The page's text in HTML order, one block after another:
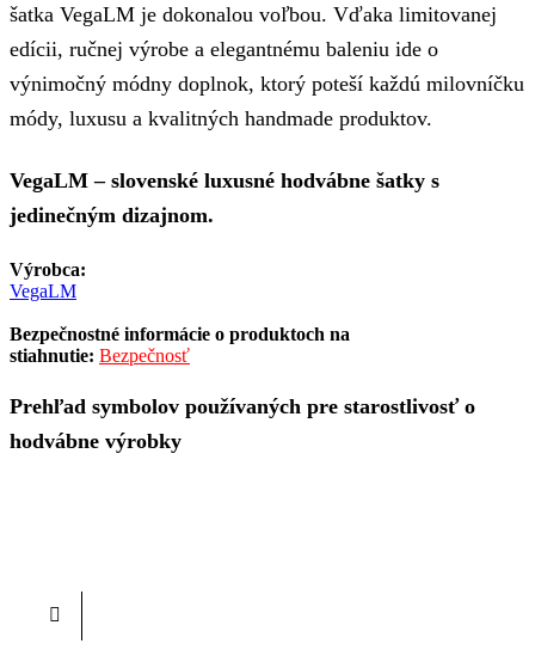
šatka VegaLM je dokonalou voľbou. Vďaka limitovanej
edícii, ručnej výrobe a elegantnému baleniu ide o
výnimočný módny doplnok, ktorý poteší každú milovníčku
módy, luxusu a kvalitných handmade produktov.
VegaLM – slovenské luxusné hodvábne šatky s
jedinečným dizajnom.
Výrobca:
VegaLM
Bezpečnostné informácie o produktoch na
stiahnutie: Bezpečnosť
Prehľad symbolov používaných pre starostlivosť o
hodvábne výrobky